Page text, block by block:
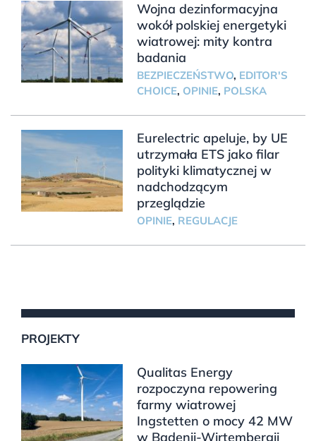
Wojna dezinformacyjna
wokół polskiej energetyki
wiatrowej: mity kontra
badania
BEZPIECZEŃSTWO, EDITOR'S
CHOICE, OPINIE, POLSKA
Eurelectric apeluje, by UE
utrzymała ETS jako filar
polityki klimatycznej w
nadchodzącym
przeglądzie
OPINIE, REGULACJE
PROJEKTY
Qualitas Energy
rozpoczyna repowering
farmy wiatrowej
Ingstetten o mocy 42 MW
w Badenii-Wirtembergii